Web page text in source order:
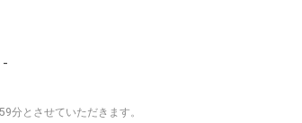
-
分とさせていただきます。